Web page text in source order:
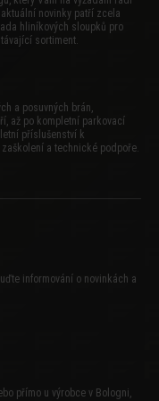
novinky patří zcela
hliníkových sloupků pro
sortiment.
a posuvných brán,
až po kompletní parkovací
příslušenství k
a technické podpoře.
informování o novinkách a
přímo u výrobce v Bologni,